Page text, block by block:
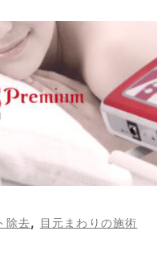
除去, 目元まわりの施術